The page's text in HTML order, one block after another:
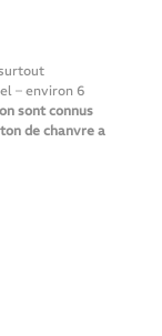
– environ 6
sont connus
de chanvre a